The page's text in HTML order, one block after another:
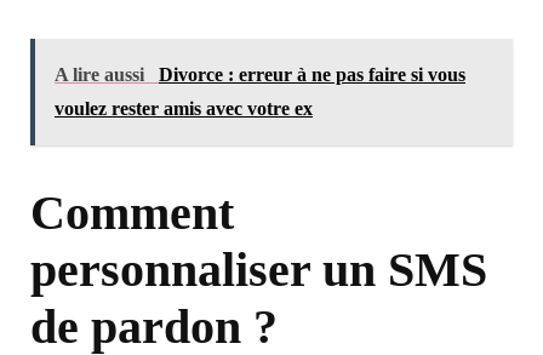
A lire aussi
Divorce : erreur à ne pas faire si vous
voulez rester amis avec votre ex
Comment
personnaliser un SMS
de pardon ?